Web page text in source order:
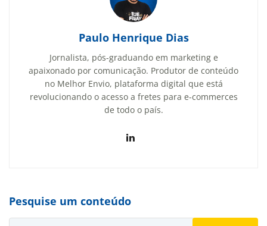
Paulo Henrique Dias
Jornalista, pós-graduando em marketing e
apaixonado por comunicação. Produtor de conteúdo
no Melhor Envio, plataforma digital que está
revolucionando o acesso a fretes para e-commerces
de todo o país.
Pesquise um conteúdo